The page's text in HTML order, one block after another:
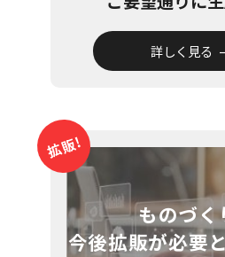
詳しく見る
拡販!
ものづく
今後拡販が必要